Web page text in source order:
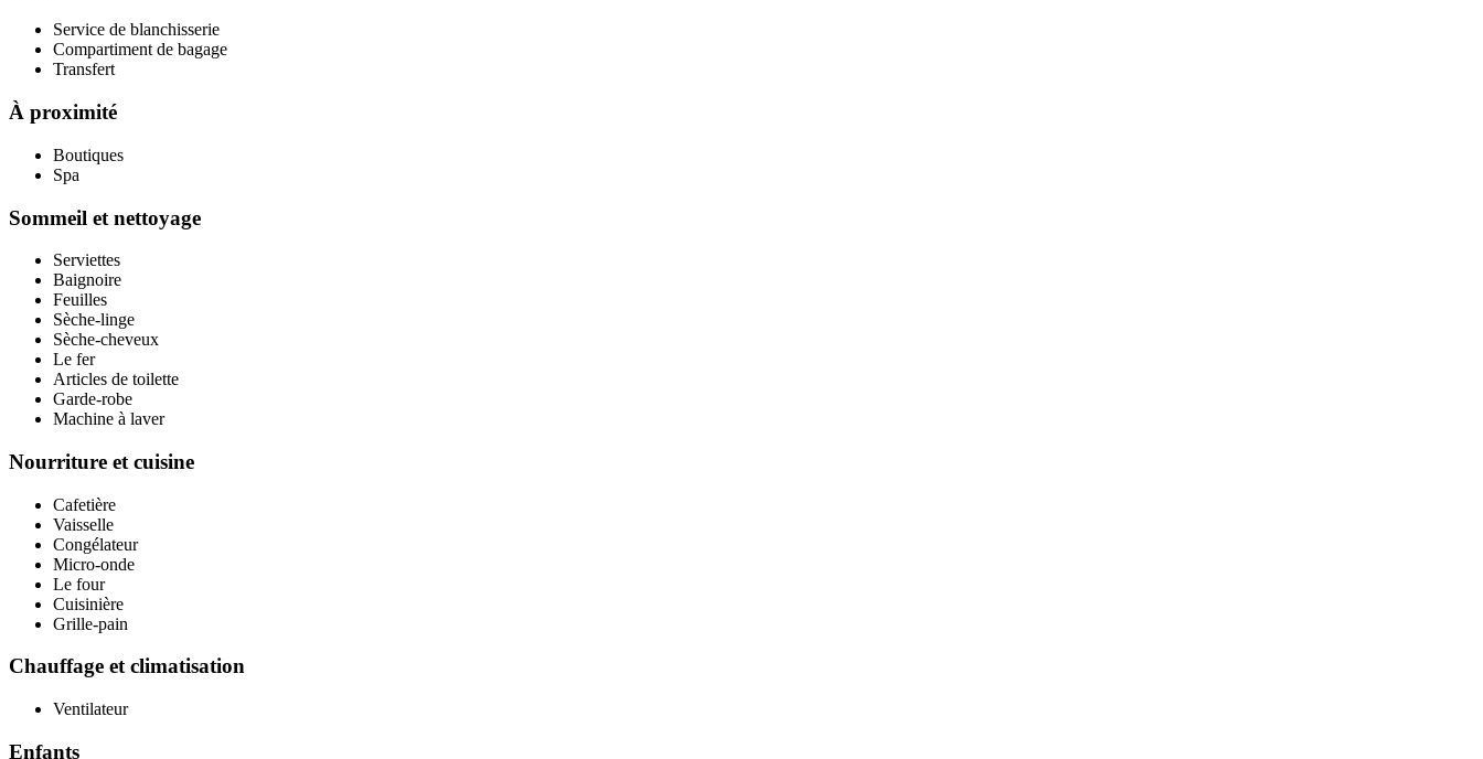
Service de blanchisserie
Compartiment de bagage
Transfert
À proximité
Boutiques
Spa
Sommeil et nettoyage
Serviettes
Baignoire
Feuilles
Sèche-linge
Sèche-cheveux
Le fer
Articles de toilette
Garde-robe
Machine à laver
Nourriture et cuisine
Cafetière
Vaisselle
Congélateur
Micro-onde
Le four
Cuisinière
Grille-pain
Chauffage et climatisation
Ventilateur
Enfants